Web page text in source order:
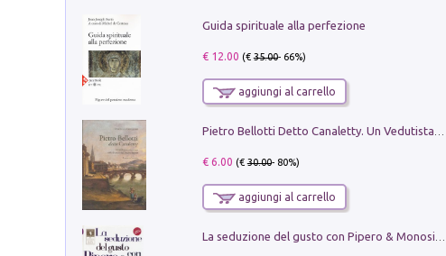
Guida spirituale alla perfezione
€ 12.00 (€35.00- 66%)
aggiungi al carrello
€ 6.00 (€30.00- 80%)
aggiungi al carrello